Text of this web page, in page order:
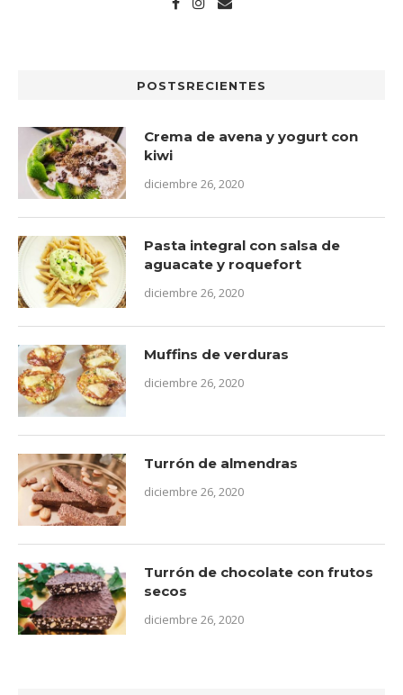
POSTSRECIENTES
Crema de avena y yogurt con
kiwi
diciembre 26, 2020
Pasta integral con salsa de
aguacate y roquefort
diciembre 26, 2020
Muffins de verduras
diciembre 26, 2020
Turrón de almendras
diciembre 26, 2020
Turrón de chocolate con frutos
secos
diciembre 26, 2020